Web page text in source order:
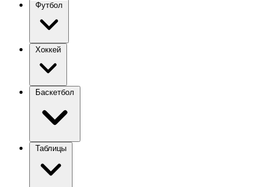
Футбол
Хоккей
Баскетбол
Таблицы